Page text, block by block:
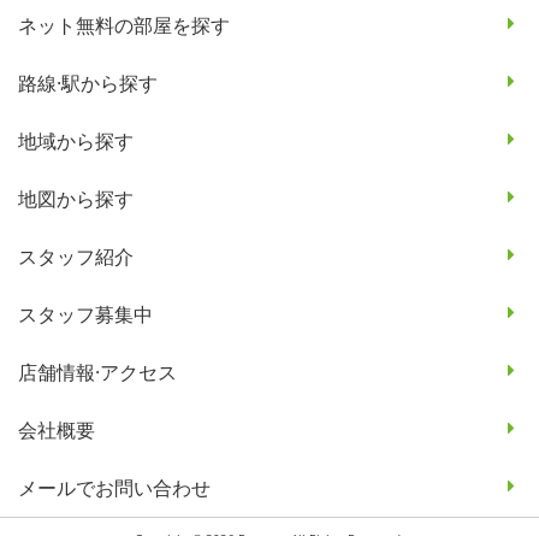
ネット無料の部屋を探す
路線·駅から探す
地域から探す
地図から探す
スタッフ紹介
スタッフ募集中
店舗情報·アクセス
会社概要
メールでお問い合わせ